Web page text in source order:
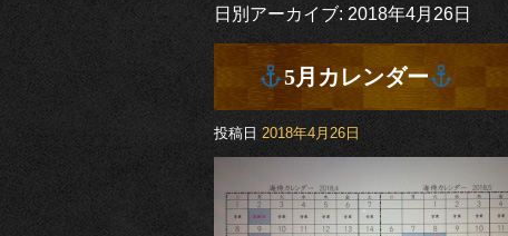
日別アーカイブ: 2018年4月26日
5月カレンダー
投稿日 2018年4月26日